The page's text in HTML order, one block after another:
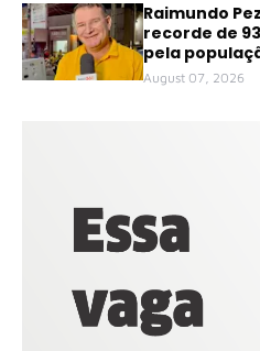
Raimundo
recorde de
pela
August 07, 2026